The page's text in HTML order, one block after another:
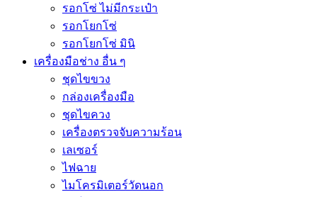
รอกโซ่ ไม่มีกระเป๋า
รอกโยกโซ่
รอกโยกโซ่ มินิ
เครื่องมือช่าง อื่น ๆ
ชุดไขขวง
กล่องเครื่องมือ
ชุดไขควง
เครื่องตรวจจับความร้อน
เลเซอร์
ไฟฉาย
ไมโครมิเตอร์วัดนอก